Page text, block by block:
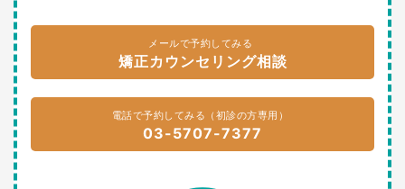
メールで予約してみる
矯正カウンセリング相談
電話で予約してみる（初診の方専用）
03-5707-7377